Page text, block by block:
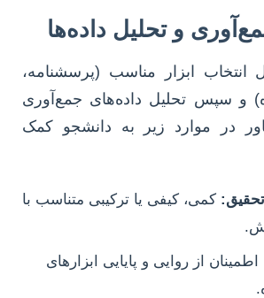
و تحلیل داده‌ها
انتخاب ابزار مناسب (پرسشنامه،
و سپس تحلیل داده‌های جمع‌آوری
در موارد زیر به دانشجو کمک
کمی، کیفی یا ترکیبی متناسب با
اطمینان از روایی و پایایی ابزارهای